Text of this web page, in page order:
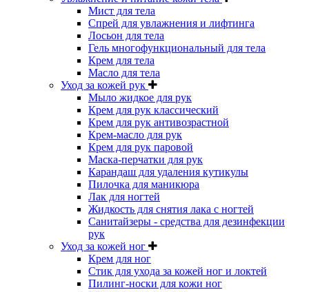
Мист для тела
Спрей для увлажнения и лифтинга
Лосьон для тела
Гель многофункциональный для тела
Крем для тела
Масло для тела
Уход за кожей рук
Мыло жидкое для рук
Крем для рук классический
Крем для рук антивозрастной
Крем-масло для рук
Крем для рук паровой
Маска-перчатки для рук
Карандаш для удаления кутикулы
Пилочка для маникюра
Лак для ногтей
Жидкость для снятия лака с ногтей
Санитайзеры - средства для дезинфекции
рук
Уход за кожей ног
Крем для ног
Стик для ухода за кожей ног и локтей
Пилинг-носки для кожи ног